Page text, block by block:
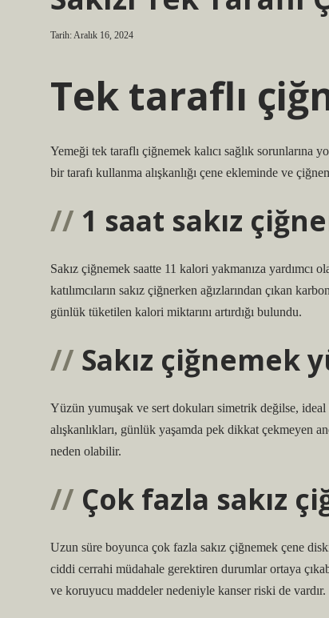
Tarih: Aralık 16, 2024
Tek taraflı
Yemeği tek taraflı çiğnemek kalıcı sağlık sorunlarına
bir tarafı kullanma alışkanlığı çene ekleminde ve
1 saat sakız
Sakız çiğnemek saatte 11 kalori yakmanıza yardımcı
katılımcıların sakız çiğnerken ağızlarından çıkan
günlük tüketilen kalori miktarını artırdığı bulundu.
Sakız çiğnemek
Yüzün yumuşak ve sert dokuları simetrik değilse,
alışkanlıkları, günlük yaşamda pek dikkat çekmeyen
neden olabilir.
Çok fazla sakız
Uzun süre boyunca çok fazla sakız çiğnemek çene
ciddi cerrahi müdahale gerektiren durumlar ortaya
ve koruyucu maddeler nedeniyle kanser riski de vardır.